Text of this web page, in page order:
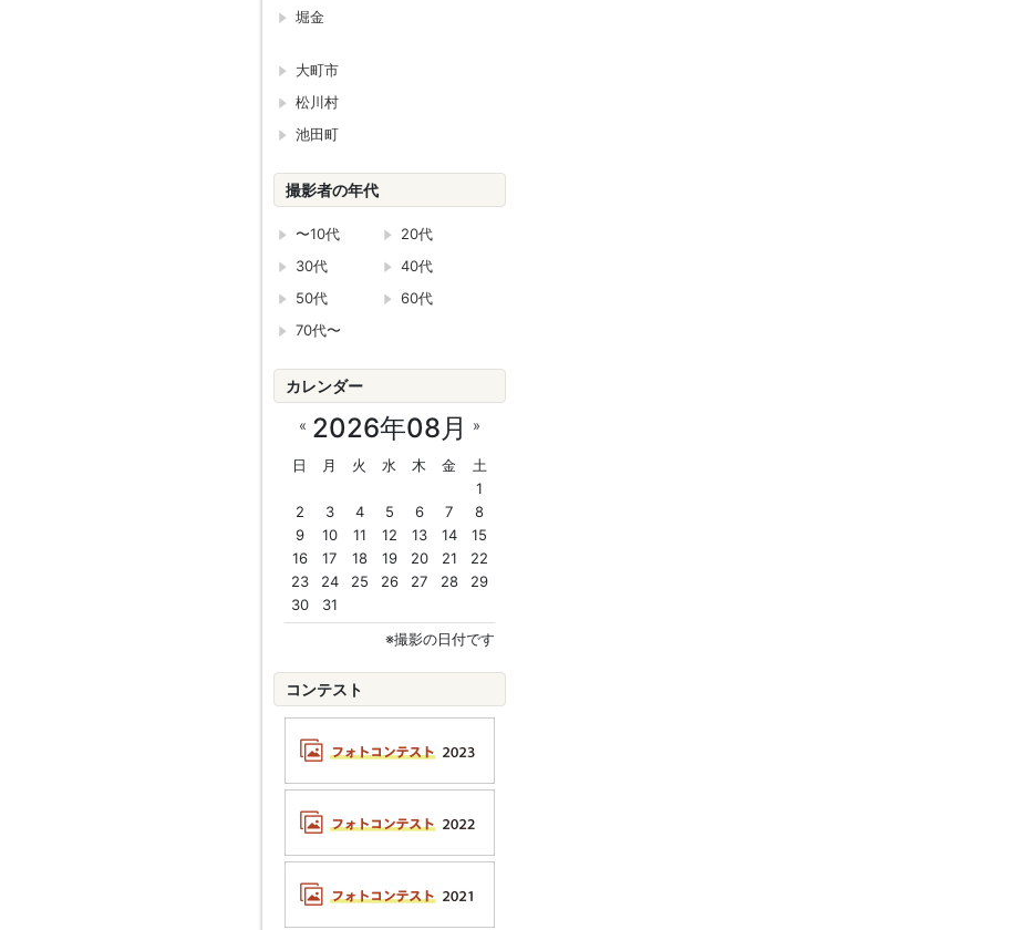
堀金
大町市
松川村
池田町
撮影者の年代
〜10代
20代
30代
40代
50代
60代
70代〜
カレンダー
2026年08月
« »
日 月 火 水 木 金
土
1
2
3 4 5 6 7
8
9
10 11 12 13 14
15
16
17 18 19 20 21
22
23
24 25 26 27 28
29
30
31
※撮影の日付です
コンテスト